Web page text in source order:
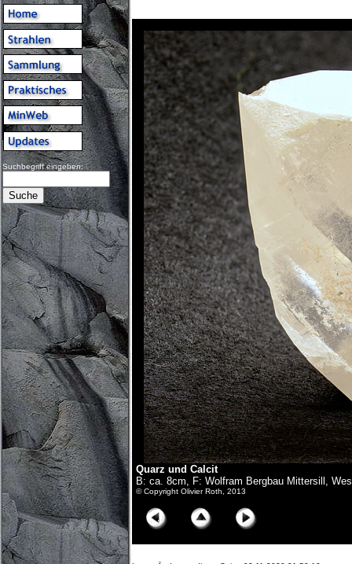
Suchbegriff eingeben:
Quarz und Calcit
B: ca. 8cm, F: Wolfram Bergbau Mittersill,
© Copyright Olivier Roth, 2013